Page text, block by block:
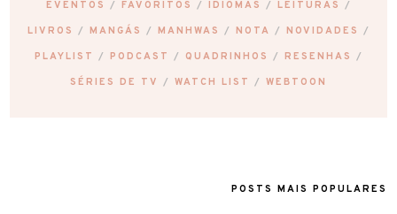
EVENTOS FAVORITOS IDIOMAS LEITURAS
LIVROS MANGÁS MANHWAS NOTA NOVIDADES
PLAYLIST PODCAST QUADRINHOS RESENHAS
SÉRIES DE TV WATCH LIST WEBTOON
POSTS MAIS POPULARES